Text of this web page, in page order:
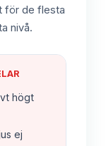
för de flesta
nivå.
högt
ej